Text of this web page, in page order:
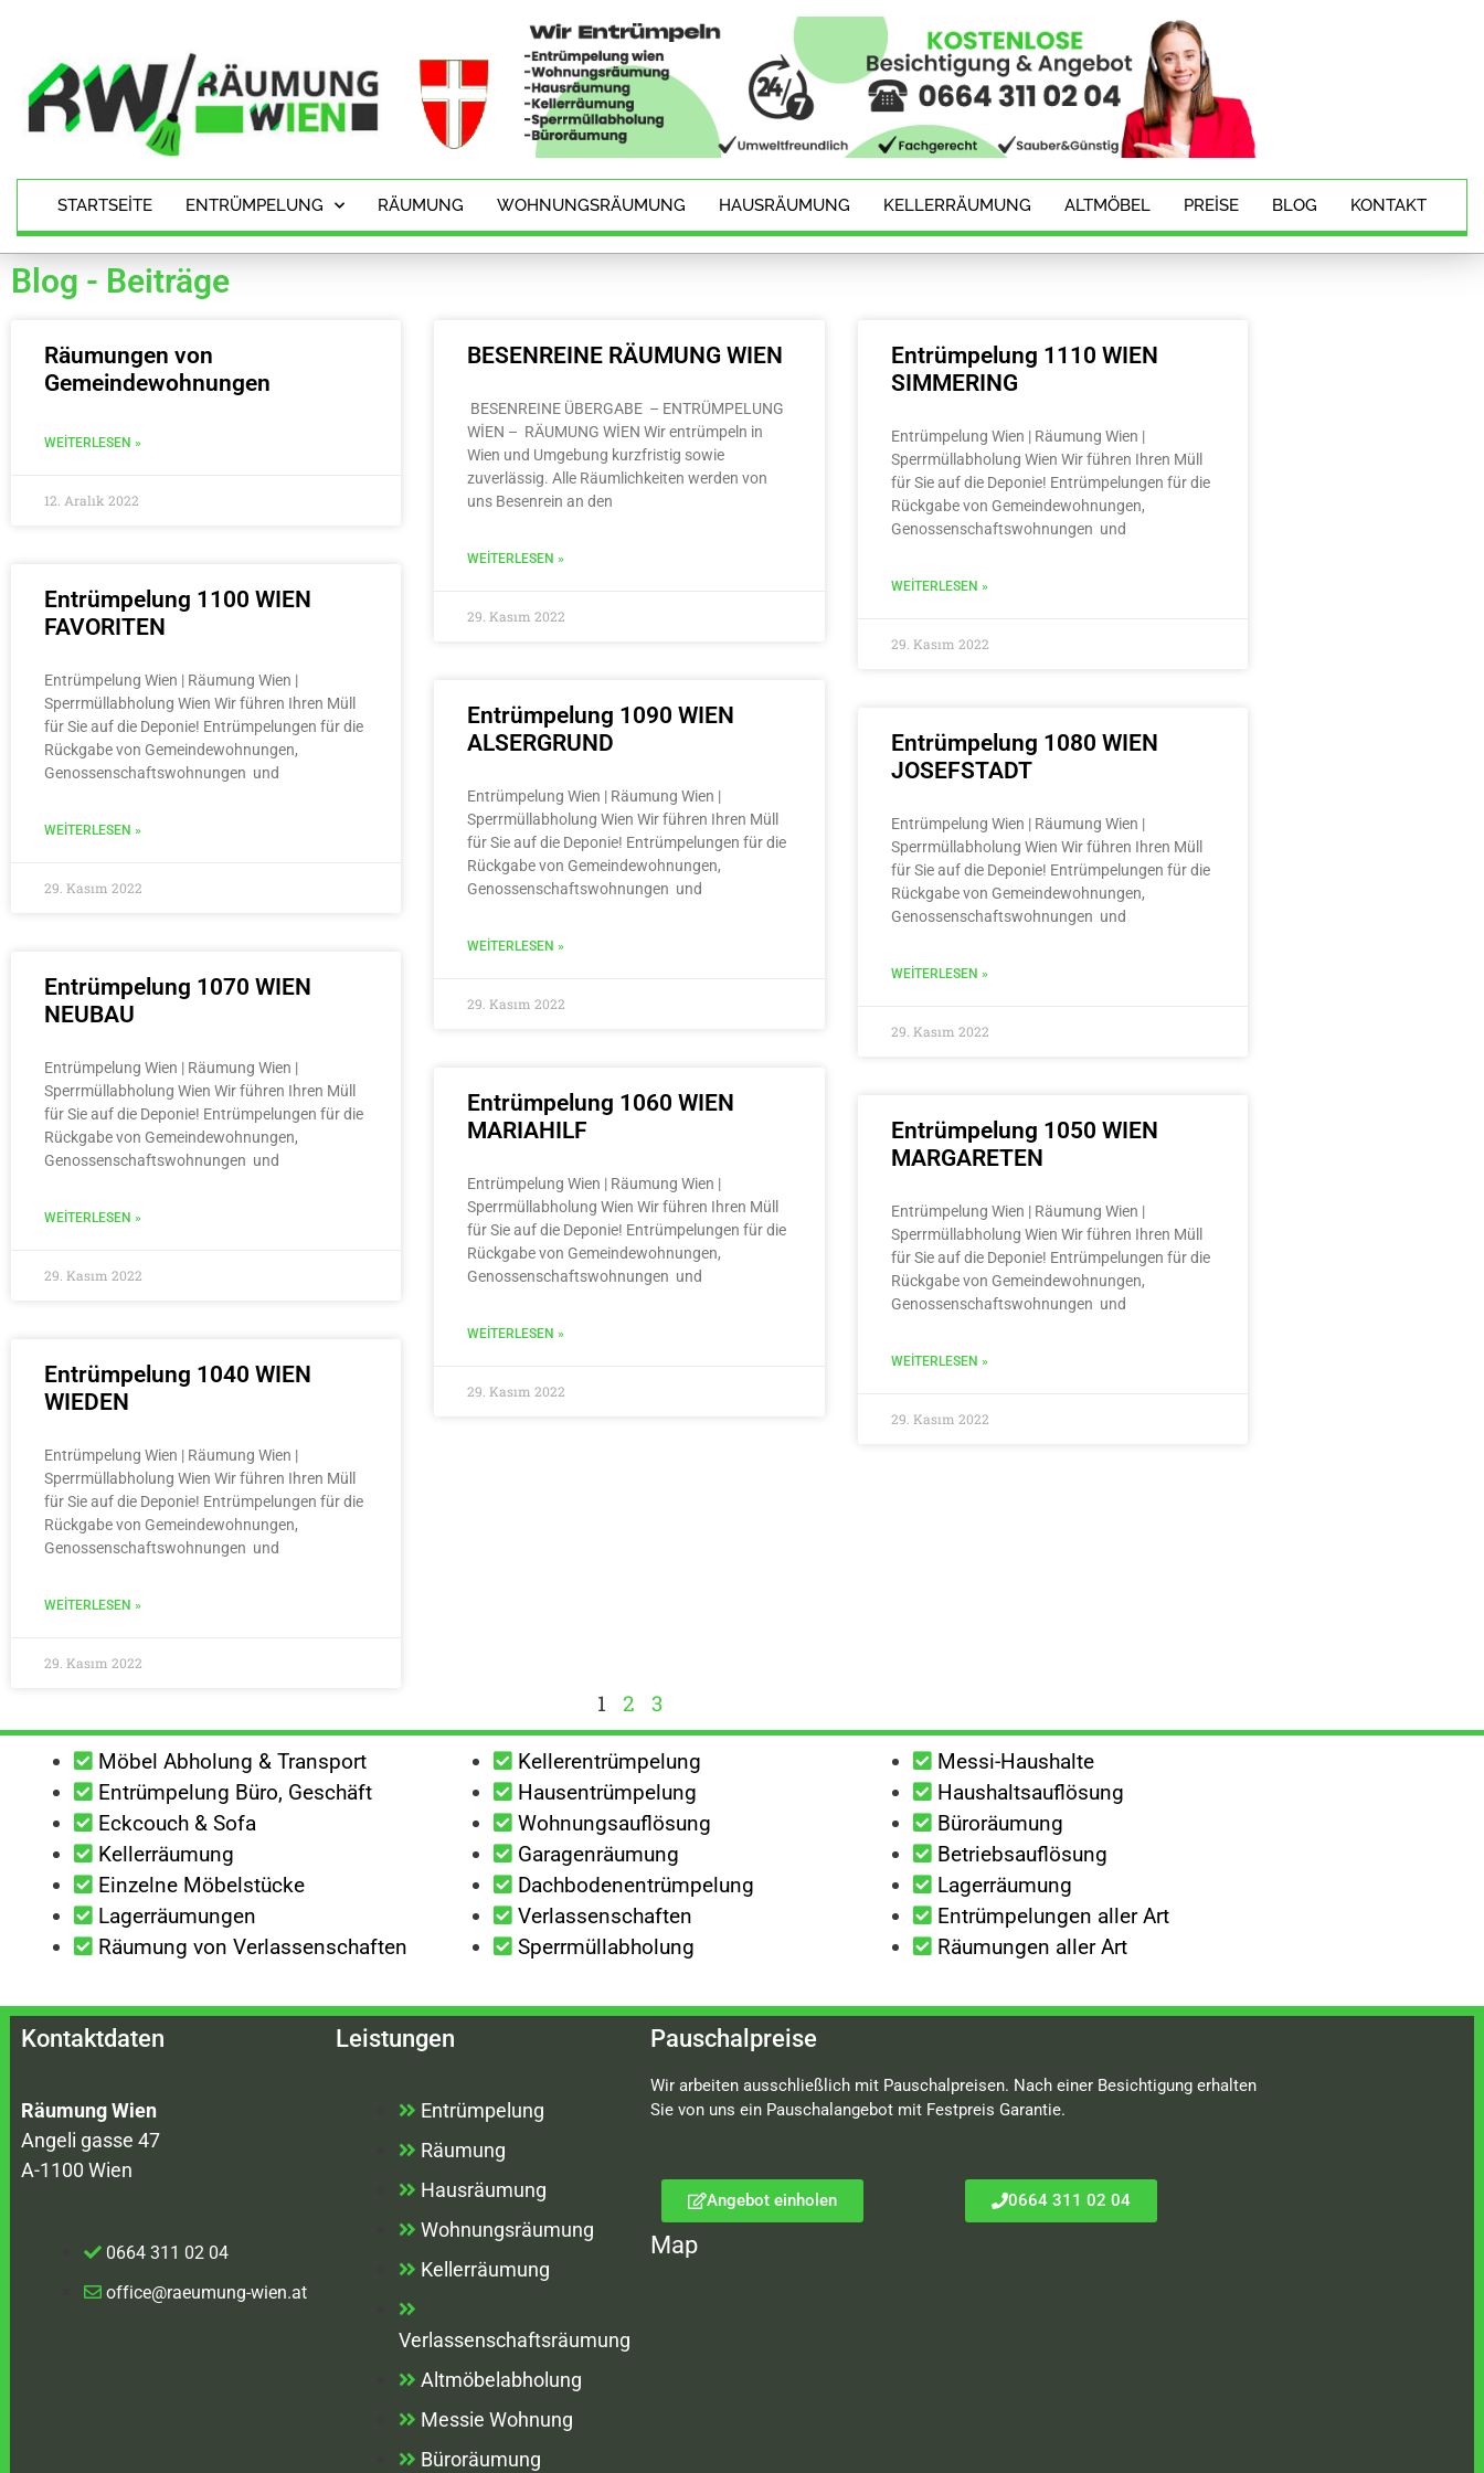
STARTSEITE ENTRÜMPELUNG RÄUMUNG WOHNUNGSRÄUMUNG HAUSRÄUMUNG KELLERRÄUMUNG ALTMÖBEL PREISE BLOG KONTAKT
Blog - Beiträge
Räumungen von
Gemeindewohnungen
WEITERLESEN »
12. Aralık 2022
BESENREINE RÄUMUNG WIEN
BESENREINE ÜBERGABE – ENTRÜMPELUNG
WİEN – RÄUMUNG WİEN Wir entrümpeln in
Wien und Umgebung kurzfristig sowie
zuverlässig. Alle Räumlichkeiten werden von
uns Besenrein an den
WEITERLESEN »
29. Kasım 2022
Entrümpelung 1110 WIEN
SIMMERING
Entrümpelung Wien | Räumung Wien |
Sperrmüllabholung Wien Wir führen Ihren Müll
für Sie auf die Deponie! Entrümpelungen für die
Rückgabe von Gemeindewohnungen,
Genossenschaftswohnungen und
WEITERLESEN »
29. Kasım 2022
Entrümpelung 1100 WIEN
FAVORITEN
Entrümpelung Wien | Räumung Wien |
Sperrmüllabholung Wien Wir führen Ihren Müll
für Sie auf die Deponie! Entrümpelungen für die
Rückgabe von Gemeindewohnungen,
Genossenschaftswohnungen und
WEITERLESEN »
29. Kasım 2022
Entrümpelung 1090 WIEN
ALSERGRUND
Entrümpelung Wien | Räumung Wien |
Sperrmüllabholung Wien Wir führen Ihren Müll
für Sie auf die Deponie! Entrümpelungen für die
Rückgabe von Gemeindewohnungen,
Genossenschaftswohnungen und
WEITERLESEN »
29. Kasım 2022
Entrümpelung 1080 WIEN
JOSEFSTADT
Entrümpelung Wien | Räumung Wien |
Sperrmüllabholung Wien Wir führen Ihren Müll
für Sie auf die Deponie! Entrümpelungen für die
Rückgabe von Gemeindewohnungen,
Genossenschaftswohnungen und
WEITERLESEN »
29. Kasım 2022
Entrümpelung 1070 WIEN
NEUBAU
Entrümpelung Wien | Räumung Wien |
Sperrmüllabholung Wien Wir führen Ihren Müll
für Sie auf die Deponie! Entrümpelungen für die
Rückgabe von Gemeindewohnungen,
Genossenschaftswohnungen und
WEITERLESEN »
29. Kasım 2022
Entrümpelung 1060 WIEN
MARIAHILF
Entrümpelung Wien | Räumung Wien |
Sperrmüllabholung Wien Wir führen Ihren Müll
für Sie auf die Deponie! Entrümpelungen für die
Rückgabe von Gemeindewohnungen,
Genossenschaftswohnungen und
WEITERLESEN »
29. Kasım 2022
Entrümpelung 1050 WIEN
MARGARETEN
Entrümpelung Wien | Räumung Wien |
Sperrmüllabholung Wien Wir führen Ihren Müll
für Sie auf die Deponie! Entrümpelungen für die
Rückgabe von Gemeindewohnungen,
Genossenschaftswohnungen und
WEITERLESEN »
29. Kasım 2022
Entrümpelung 1040 WIEN
WIEDEN
Entrümpelung Wien | Räumung Wien |
Sperrmüllabholung Wien Wir führen Ihren Müll
für Sie auf die Deponie! Entrümpelungen für die
Rückgabe von Gemeindewohnungen,
Genossenschaftswohnungen und
WEITERLESEN »
29. Kasım 2022
1 2 3
Möbel Abholung & Transport
Entrümpelung Büro, Geschäft
Eckcouch & Sofa
Kellerräumung
Einzelne Möbelstücke
Lagerräumungen
Räumung von Verlassenschaften
Kellerentrümpelung
Hausentrümpelung
Wohnungsauflösung
Garagenräumung
Dachbodenentrümpelung
Verlassenschaften
Sperrmüllabholung
Messi-Haushalte
Haushaltsauflösung
Büroräumung
Betriebsauflösung
Lagerräumung
Entrümpelungen aller Art
Räumungen aller Art
Kontaktdaten
Räumung Wien
Angeli gasse 47
A-1100 Wien
0664 311 02 04
office@raeumung-wien.at
Leistungen
Entrümpelung
Räumung
Hausräumung
Wohnungsräumung
Kellerräumung
Verlassenschaftsräumung
Altmöbelabholung
Messie Wohnung
Büroräumung
Pauschalpreise
Wir arbeiten ausschließlich mit Pauschalpreisen. Nach einer Besichtigung erhalten
Sie von uns ein Pauschalangebot mit Festpreis Garantie.
Angebot einholen 0664 311 02 04
Map